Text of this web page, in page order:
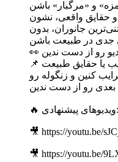
و حقایق واقعی، نشون
جانوران، بدون
📌 اگه ویدیوهای علمی، حیوانات عجیب یا حقایق طبیعت
کنین و زنگوله رو
🔥 ویدیوهای پیشنهادی:
🎥 https://youtu.be/
🎥 https://youtu.be/